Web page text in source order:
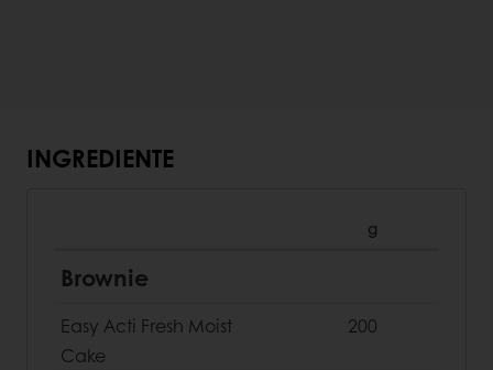
INGREDIENTE
g
Brownie
Easy Acti Fresh Moist
Cake
200